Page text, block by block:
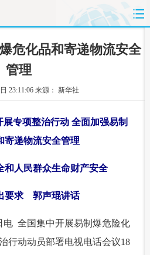
国际 财经
地方 法治
房产
彩票
信息化 数据
危化品和寄递物流安全
管理
23:11:06来源： 新华社
专项整治行动 全面加强易制
寄递物流安全管理
和人民群众生命财产安全
要求 郭声琨讲话
全国集中开展易制爆危险化
行动动员部署电视电话会议18